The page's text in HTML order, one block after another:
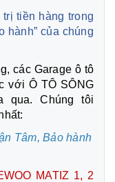
tiền hàng trong
hành” của chúng
các Garage ô tô
với Ô TÔ SÔNG
qua. Chúng tôi
Tâm, Bảo hành
MATIZ 1, 2